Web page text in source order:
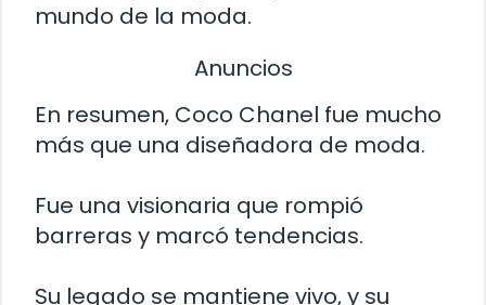
mundo de la moda.
Anuncios
En resumen, Coco Chanel fue mucho
más que una diseñadora de moda.
Fue una visionaria que rompió
barreras y marcó tendencias.
Su legado se mantiene vivo, y su